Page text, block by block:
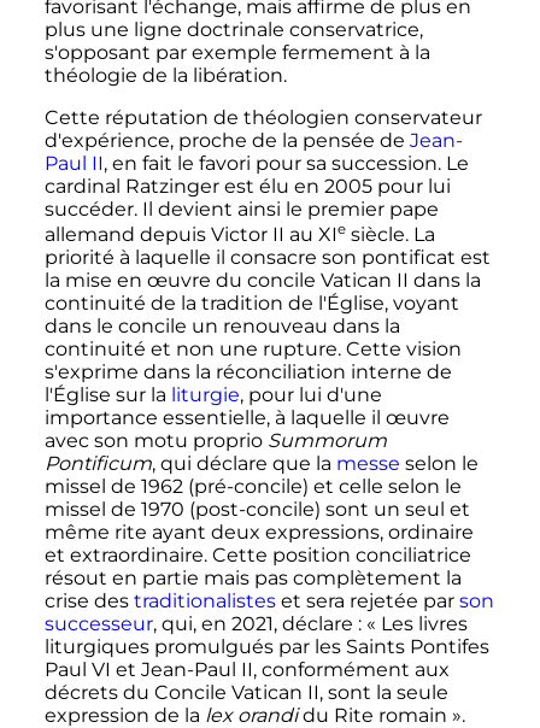
favorisant l'échange, mais affirme de plus en
plus une ligne doctrinale conservatrice,
s'opposant par exemple fermement à la
théologie de la libération.
Cette réputation de théologien conservateur
d'expérience, proche de la pensée de Jean-
Paul II, en fait le favori pour sa succession. Le
cardinal Ratzinger est élu en 2005 pour lui
succéder. Il devient ainsi le premier pape
allemand depuis Victor II au XIe siècle. La
priorité à laquelle il consacre son pontificat est
la mise en œuvre du concile Vatican II dans la
continuité de la tradition de l'Église, voyant
dans le concile un renouveau dans la
continuité et non une rupture. Cette vision
s'exprime dans la réconciliation interne de
l'Église sur la liturgie, pour lui d'une
importance essentielle, à laquelle il œuvre
avec son motu proprio Summorum
Pontificum, qui déclare que la messe selon le
missel de 1962 (pré-concile) et celle selon le
missel de 1970 (post-concile) sont un seul et
même rite ayant deux expressions, ordinaire
et extraordinaire. Cette position conciliatrice
résout en partie mais pas complètement la
crise des traditionalisteset sera rejetée par son
successeur, qui, en 2021, déclare : « Les livres
liturgiques promulgués par les Saints Pontifes
Paul VI et Jean-Paul II, conformément aux
décrets du Concile Vatican II, sont la seule
expression de la lex orandidu Rite romain ».